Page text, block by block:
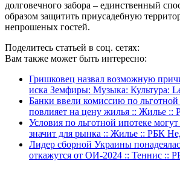
долговечного забора – единственный
образом защитить приусадебную
непрошеных гостей.
Поделитесь статьей в соц. сетях:
Вам также может быть интересно:
Гришковец назвал возможную
иска Земфиры: Музыка: Культура:
Банки ввели комиссию по льготной
повлияет на цену жилья :: Жилье
Условия по льготной ипотеке
значит для рынка :: Жилье :: РБК
Лидер сборной Украины
откажутся от ОИ-2024 :: Теннис ::